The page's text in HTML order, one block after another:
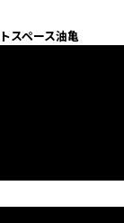
スペース油亀